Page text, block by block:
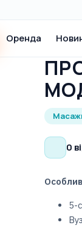
Оренда
0
5-